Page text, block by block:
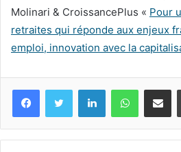
Molinari & CroissancePlus « Pour
retraites qui réponde aux enjeux
emploi, innovation avec la
FacebookTwitter LinkedinWhatsApp
Partagez